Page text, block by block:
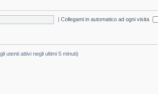
|Collegami in automatico ad ogni visita
utenti attivi negli ultimi 5 minuti)